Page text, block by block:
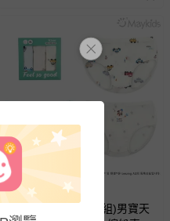
滿2件88折
韓國 Maykids - (3入組)男寶天